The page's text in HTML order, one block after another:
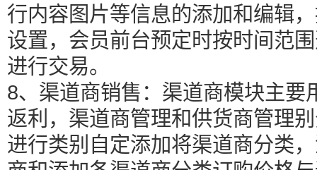
行内容图片等信息的添加和编辑
设置，会员前台预定时按时间范
进行交易。
8、渠道商销售：渠道商模块主
返利，渠道商管理和供货商管理
进行类别自定添加将渠道商分类